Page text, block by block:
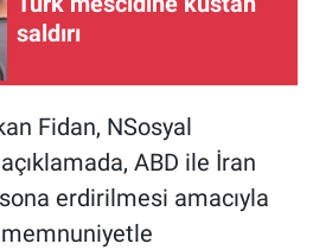
saldırı
Fidan, NSosyal
ABD ile İran
erdirilmesi amacıyla